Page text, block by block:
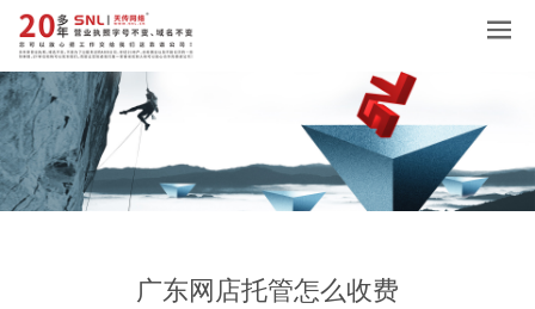
广东网店托管怎么收费